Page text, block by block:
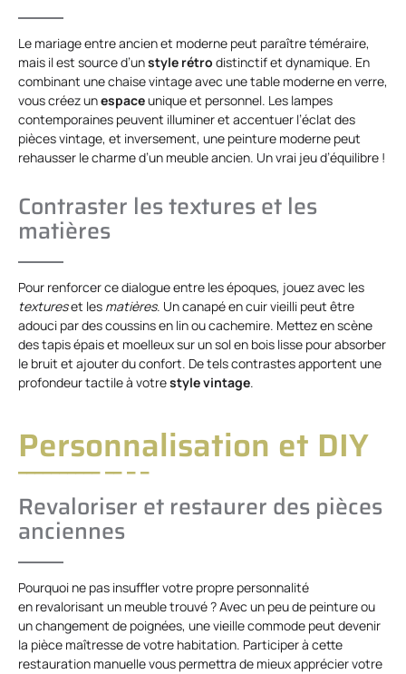
Le mariage entre ancien et moderne peut paraître téméraire,
mais il est source d’unstyle rétro distinctif et dynamique. En
combinant une chaise vintage avec une table moderne en verre,
vous créez unespaceunique et personnel. Les lampes
contemporaines peuvent illuminer et accentuer l’éclat des
pièces vintage, et inversement, une peinture moderne peut
rehausser le charme d’un meuble ancien. Un vrai jeu d’équilibre !
Contraster les textures et les
matières
Pour renforcer ce dialogue entre les époques, jouez avec les
textureset les matières. Un canapé en cuir vieilli peut être
adouci par des coussins en lin ou cachemire. Mettez en scène
des tapis épais et moelleux sur un sol en bois lisse pour absorber
le bruit et ajouter du confort. De tels contrastes apportent une
profondeur tactile à votrestyle vintage.
Personnalisation et DIY
Revaloriser et restaurer des pièces
anciennes
Pourquoi ne pas insuffler votre propre personnalité
en revalorisant un meuble trouvé ? Avec un peu de peinture ou
un changement de poignées, une vieille commode peut devenir
la pièce maîtresse de votre habitation. Participer à cette
restauration manuelle vous permettra de mieux apprécier votre